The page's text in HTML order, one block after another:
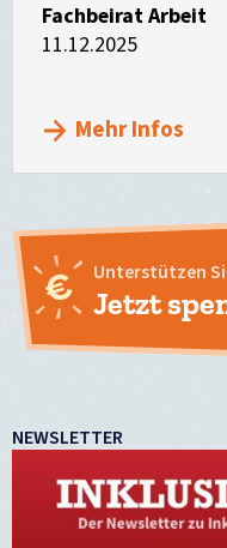
Fachbeirat Arbeit
11.12.2025
Mehr Infos
Unterstützen
Jetzt
NEWSLETTER